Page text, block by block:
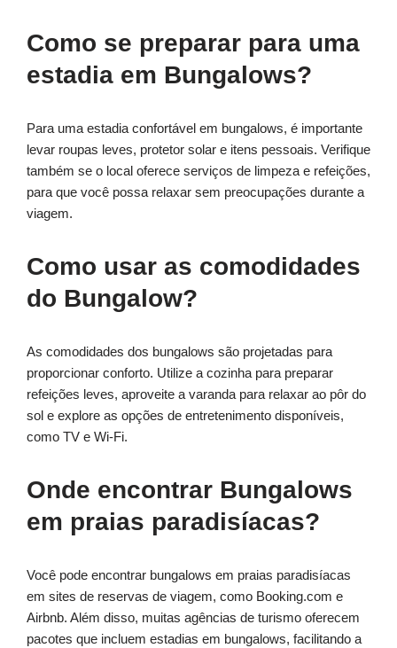
Como se preparar para uma
estadia em Bungalows?
Para uma estadia confortável em bungalows, é importante
levar roupas leves, protetor solar e itens pessoais. Verifique
também se o local oferece serviços de limpeza e refeições,
para que você possa relaxar sem preocupações durante a
viagem.
Como usar as comodidades
do Bungalow?
As comodidades dos bungalows são projetadas para
proporcionar conforto. Utilize a cozinha para preparar
refeições leves, aproveite a varanda para relaxar ao pôr do
sol e explore as opções de entretenimento disponíveis,
como TV e Wi-Fi.
Onde encontrar Bungalows
em praias paradisíacas?
Você pode encontrar bungalows em praias paradisíacas
em sites de reservas de viagem, como Booking.com e
Airbnb. Além disso, muitas agências de turismo oferecem
pacotes que incluem estadias em bungalows, facilitando a